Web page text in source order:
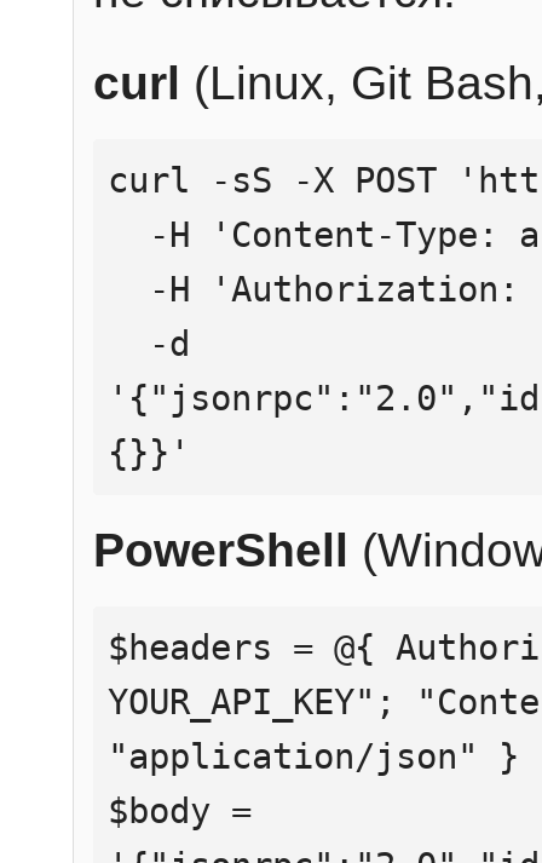
curl (Linux, Git
curl -sS -X POST
{}}'
PowerShell
$headers = @{
YOUR_API_KEY";
"application/json" }
$body =